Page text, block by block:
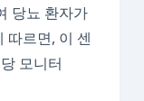
당뇨 환자가
따르면, 이 센
모니터